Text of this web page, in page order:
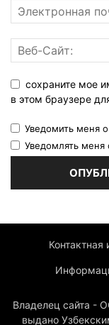
сохраните мое
в этом браузере
Уведомить меня
Уведомлять меня
Владелец сайта -
выдано